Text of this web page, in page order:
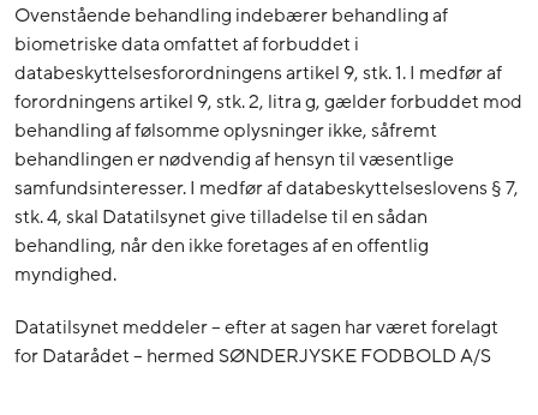
Ovenstående behandling indebærer behandling af
biometriske data omfattet af forbuddet i
databeskyttelsesforordningens artikel 9, stk. 1. I medfør af
forordningens artikel 9, stk. 2, litra g, gælder forbuddet mod
behandling af følsomme oplysninger ikke, såfremt
behandlingen er nødvendig af hensyn til væsentlige
samfundsinteresser. I medfør af databeskyttelseslovens § 7,
stk. 4, skal Datatilsynet give tilladelse til en sådan
behandling, når den ikke foretages af en offentlig
myndighed.
Datatilsynet meddeler – efter at sagen har været forelagt
for Datarådet – hermed SØNDERJYSKE FODBOLD A/S